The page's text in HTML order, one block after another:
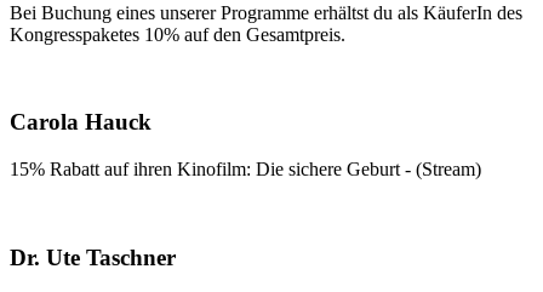
Bei Buchung eines unserer Programme erhältst du als KäuferIn des
Kongresspaketes 10% auf den Gesamtpreis.
Carola Hauck
15% Rabatt auf ihren Kinofilm: Die sichere Geburt - (Stream)
Dr. Ute Taschner